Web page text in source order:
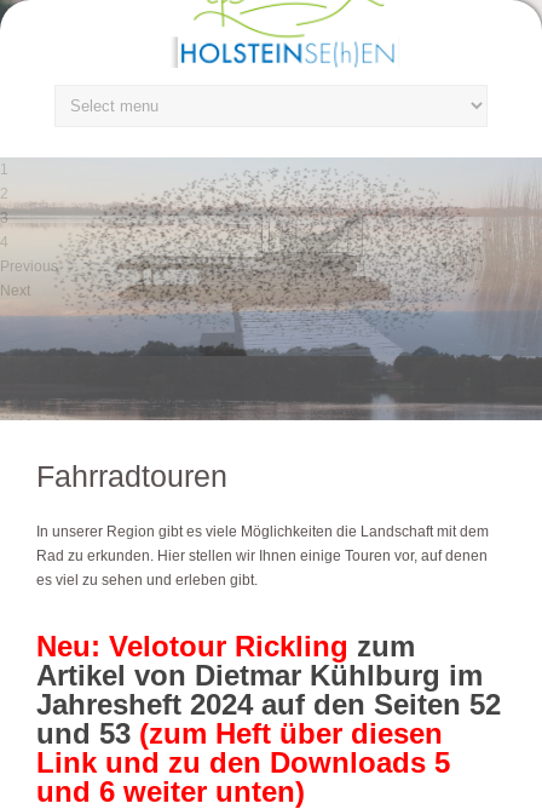
1
2
3
4
Previous
Next
Fahrradtouren
In unserer Region gibt es viele Möglichkeiten die Landschaft mit dem
Rad zu erkunden. Hier stellen wir Ihnen einige Touren vor, auf denen
es viel zu sehen und erleben gibt.
Neu: Velotour Rickling zum
Artikel von Dietmar Kühlburg im
Jahresheft 2024 auf den Seiten 52
und 53 (zum Heft über diesen
Link und zu den Downloads 5
und 6 weiter unten)